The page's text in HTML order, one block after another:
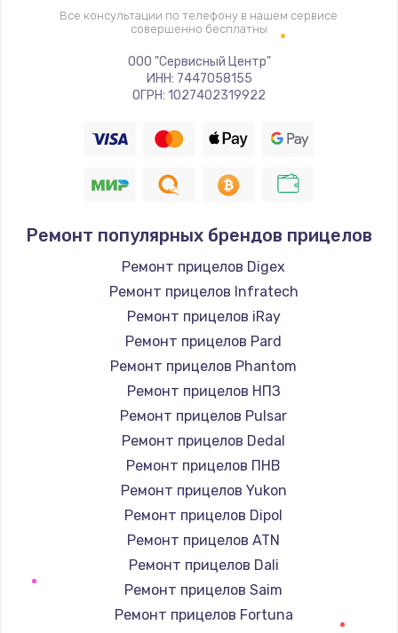
700 руб.
Заказать
Замена ТЭНа
Заказать
Замена шнура
Заказать
Замена / ремонт электронного модуля
управления
600 руб.
Заказать
Замена конфорки
Заказать
Замена платы сенсора
Заказать
Замена регулятора режимов конфорки
Все консультации по телефону в нашем сервисе
совершенно бесплатны
ООО "Сервисный Центр"
ИНН: 7447058155
ОГРН: 1027402319922
Ремонт популярных брендов прицелов
Ремонт прицелов Digex
Ремонт прицелов Infratech
Ремонт прицелов iRay
Ремонт прицелов Pard
Ремонт прицелов Phantom
Ремонт прицелов НПЗ
Ремонт прицелов Pulsar
Ремонт прицелов Dedal
Ремонт прицелов ПНВ
Ремонт прицелов Yukon
Ремонт прицелов Dipol
Ремонт прицелов ATN
Ремонт прицелов Dali
Ремонт прицелов Saim
Ремонт прицелов Fortuna